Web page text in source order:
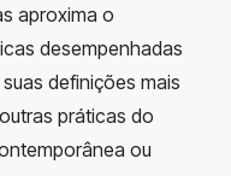
aproxima o
desempenhadas
definições mais
práticas do
ou